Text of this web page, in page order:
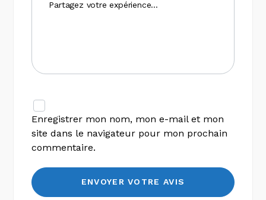
Enregistrer mon nom, mon e-mail et mon
site dans le navigateur pour mon prochain
commentaire.